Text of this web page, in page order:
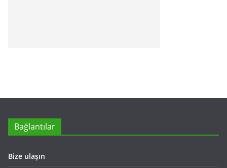
Bağlantılar
Bize ulaşın